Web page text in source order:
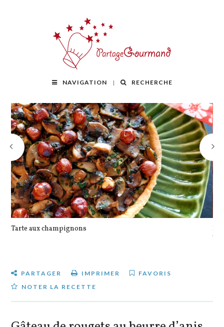
NAVIGATION RECHERCHE
Tarte aux champignons
PARTAGER IMPRIMER
FAVORIS
NOTER LA RECETTE